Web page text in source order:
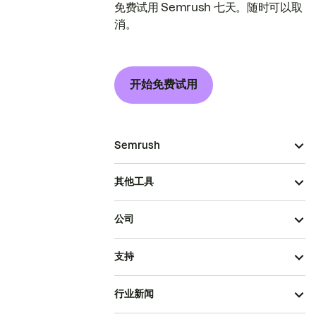
免费试用 Semrush 七天。随时可以取
消。
开始免费试用
Semrush
其他工具
公司
支持
行业新闻